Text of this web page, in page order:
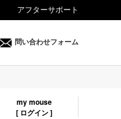
アフターサポート
法人様向け
問い合わせフォーム
my mouse
[ ログイン ]